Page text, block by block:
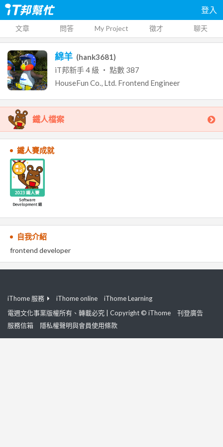
登入
文章 問答 My Project 徵才 聊天
綿羊 (hank3681)
iT邦新手4 級 ‧ 點數 387
HouseFun Co., Ltd. Frontend Engineer
鐵人檔案
鐵人賽成就
自我介紹
frontend developer
iThome 服務 iThome online
iThome Learning
電週文化事業版權所有、轉載必究 | Copyright © iThome
刊登廣告
服務信箱
隱私權聲明與會員使用條款